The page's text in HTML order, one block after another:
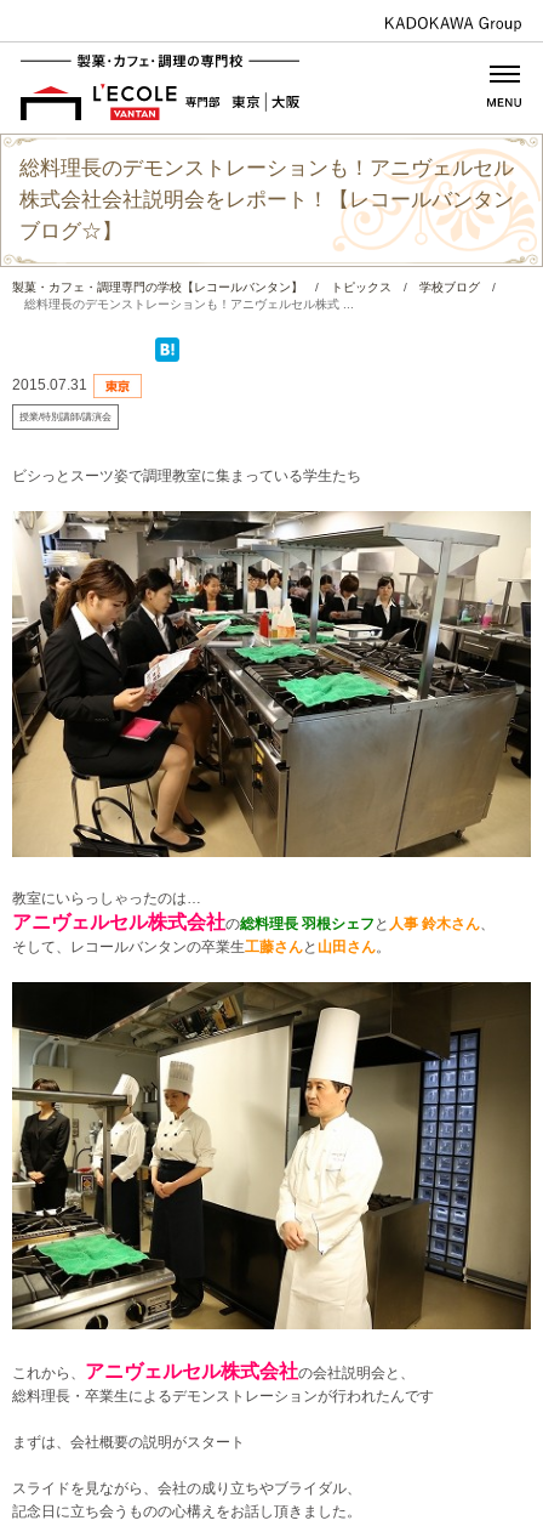
総料理長のデモンストレーションも！アニヴェルセル
株式会社会社説明会をレポート！【レコールバンタン
ブログ☆】
製菓・カフェ・調理専門の学校【レコールバンタン】 / トピックス / 学校ブログ
/
総料理長のデモンストレーションも！アニヴェルセル株式 ...
2015.07.31
授業/特別講師/講演会
ビシっとスーツ姿で調理教室に集まっている学生たち
教室にいらっしゃったのは…
アニヴェルセル株式会社の総料理長 羽根シェフ と 人事 鈴木さん、
そして、レコールバンタンの卒業生工藤さんと 山田さん。
これから、 アニヴェルセル株式会社の会社説明会と、
総料理長・卒業生によるデモンストレーションが行われたんです
まずは、会社概要の説明がスタート
スライドを見ながら、会社の成り立ちやブライダル、
記念日に立ち会うものの心構えをお話し頂きました。